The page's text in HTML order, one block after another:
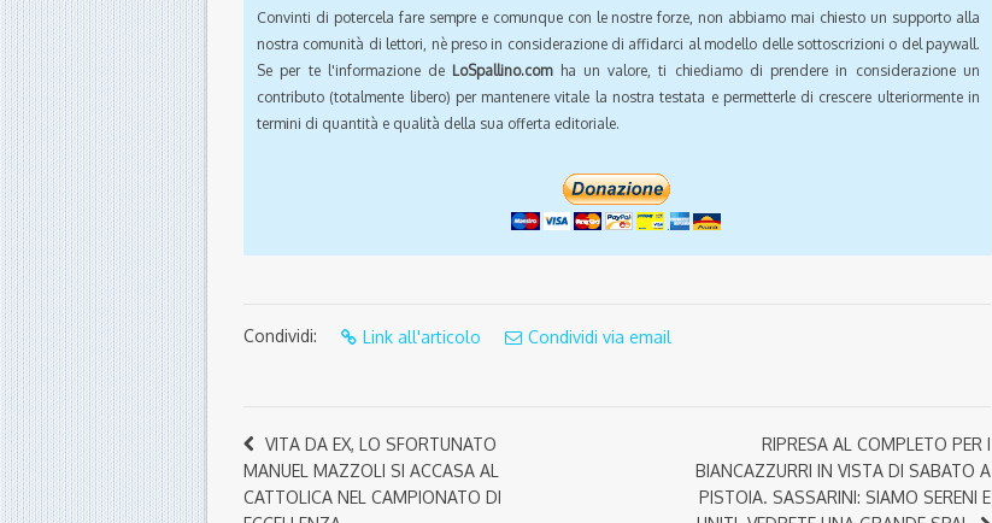
Convinti di potercela fare sempre e comunque con le nostre forze, non abbiamo mai chiesto un supporto alla
nostra comunità di lettori, nè preso in considerazione di affidarci al modello delle sottoscrizioni o del paywall.
Se per te l'informazione de LoSpallino.comha un valore, ti chiediamo di prendere in considerazione un
contributo (totalmente libero) per mantenere vitale la nostra testata e permetterle di crescere ulteriormente in
termini di quantità e qualità della sua offerta editoriale.
Condividi: Link all'articolo Condividi via email
VITA DA EX, LO SFORTUNATO
MANUEL MAZZOLI SI ACCASA AL
CATTOLICA NEL CAMPIONATO DI
RIPRESA AL COMPLETO PER I
BIANCAZZURRI IN VISTA DI SABATO A
PISTOIA. SASSARINI: SIAMO SERENI E